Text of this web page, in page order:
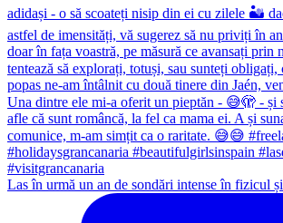
Las în urmă un an de sondări intense în fizicul și